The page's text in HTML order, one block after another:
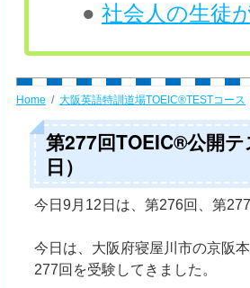
● 社会人の生徒
Home 大阪英語特訓道場TOEIC®TESTコース
第277回TOEIC®公開
日）
今日9月12日は、第276回、第
今日は、大阪府寝屋川市の京阪
277回を受験してきました。